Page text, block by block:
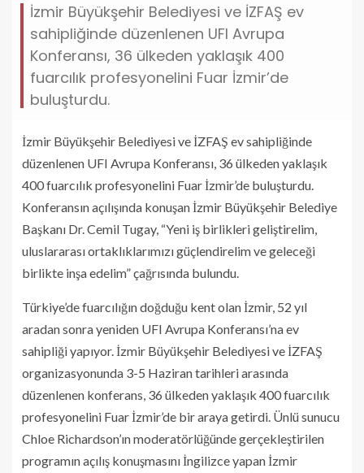
İzmir Büyükşehir Belediyesi ve İZFAŞ ev
sahipliğinde düzenlenen UFI Avrupa
Konferansı, 36 ülkeden yaklaşık 400
fuarcılık profesyonelini Fuar İzmir’de
buluşturdu.
İzmir Büyükşehir Belediyesi ve İZFAŞ ev sahipliğinde
düzenlenen UFI Avrupa Konferansı, 36 ülkeden yaklaşık
400 fuarcılık profesyonelini Fuar İzmir’de buluşturdu.
Konferansın açılışında konuşan İzmir Büyükşehir Belediye
Başkanı Dr. Cemil Tugay, “Yeni iş birlikleri geliştirelim,
uluslararası ortaklıklarımızı güçlendirelim ve geleceği
birlikte inşa edelim” çağrısında bulundu.
Türkiye’de fuarcılığın doğduğu kent olan İzmir, 52 yıl
aradan sonra yeniden UFI Avrupa Konferansı’na ev
sahipliği yapıyor. İzmir Büyükşehir Belediyesi ve İZFAŞ
organizasyonunda 3-5 Haziran tarihleri arasında
düzenlenen konferans, 36 ülkeden yaklaşık 400 fuarcılık
profesyonelini Fuar İzmir’de bir araya getirdi. Ünlü sunucu
Chloe Richardson’ın moderatörlüğünde gerçekleştirilen
programın açılış konuşmasını İngilizce yapan İzmir